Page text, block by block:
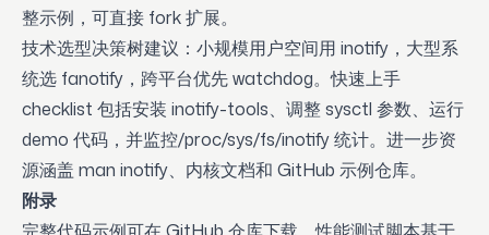
整示例，可直接 fork 扩展。
技术选型决策树建议：小规模用户空间用 inotify，大型系
统选 fanotify，跨平台优先 watchdog。快速上手
checklist 包括安装 inotify-tools、调整 sysctl 参数、运行
demo 代码，并监控/proc/sys/fs/inotify 统计。进一步资
源涵盖 man inotify、内核文档和 GitHub 示例仓库。
附录